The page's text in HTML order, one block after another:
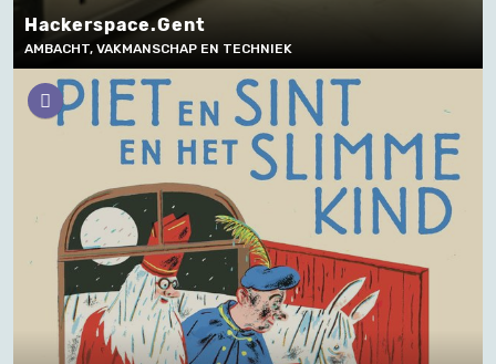
Hackerspace.Gent
AMBACHT, VAKMANSCHAP EN TECHNIEK